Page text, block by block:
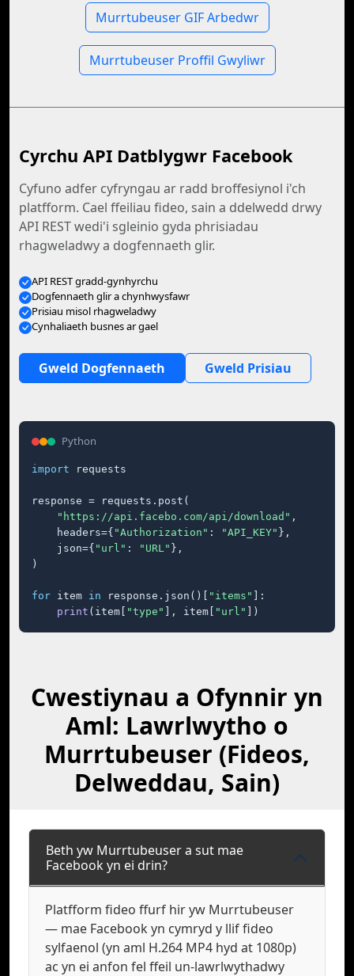
Murrtubeuser GIF Arbedwr
Murrtubeuser Proffil Gwyliwr
Cyrchu API Datblygwr Facebook
Cyfuno adfer cyfryngau ar radd broffesiynol i'ch
platfform. Cael ffeiliau fideo, sain a ddelwedd drwy
API REST wedi'i sgleinio gyda phrisiadau
rhagweladwy a dogfennaeth glir.
API REST gradd-gynhyrchu
Dogfennaeth glir a chynhwysfawr
Prisiau misol rhagweladwy
Cynhaliaeth busnes ar gael
Gweld Dogfennaeth Gweld Prisiau
Python
import requests
response = requests.post(
"https://api.facebo.com/api/download" ,
    headers={
"Authorization" : "API_KEY" },
    json={
"url" : "URL" },
)
for item in response.json()[ "items"
]:
print (item[ "type" ], item[ "url" ])
Cwestiynau a Ofynnir yn
Aml: Lawrlwytho o
Murrtubeuser (Fideos,
Delweddau, Sain)
Beth yw Murrtubeuser a sut mae
Facebook yn ei drin?
Platfform fideo ffurf hir yw Murrtubeuser
— mae Facebook yn cymryd y llif fideo
sylfaenol (yn aml H.264 MP4 hyd at 1080p)
ac yn ei anfon fel ffeil un-lawrlwythadwy